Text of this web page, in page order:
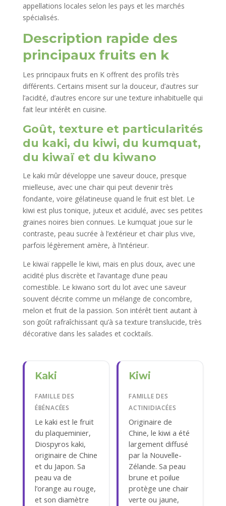
appellations locales selon les pays et les marchés
spécialisés.
Description rapide des
principaux fruits en k
Les principaux fruits en K offrent des profils très
différents. Certains misent sur la douceur, d’autres sur
l’acidité, d’autres encore sur une texture inhabituelle qui
fait leur intérêt en cuisine.
Goût, texture et particularités
du kaki, du kiwi, du kumquat,
du kiwaï et du kiwano
Le kaki mûr développe une saveur douce, presque
mielleuse, avec une chair qui peut devenir très
fondante, voire gélatineuse quand le fruit est blet. Le
kiwi est plus tonique, juteux et acidulé, avec ses petites
graines noires bien connues. Le kumquat joue sur le
contraste, peau sucrée à l’extérieur et chair plus vive,
parfois légèrement amère, à l’intérieur.
Le kiwaï rappelle le kiwi, mais en plus doux, avec une
acidité plus discrète et l’avantage d’une peau
comestible. Le kiwano sort du lot avec une saveur
souvent décrite comme un mélange de concombre,
melon et fruit de la passion. Son intérêt tient autant à
son goût rafraîchissant qu’à sa texture translucide, très
décorative dans les salades et cocktails.
Kaki
FAMILLE DES
ÉBÉNACÉES
Le kaki est le fruit
du plaqueminier,
Diospyros kaki,
originaire de Chine
et du Japon. Sa
peau va de
l’orange au rouge,
et son diamètre
Kiwi
FAMILLE DES
ACTINIDIACÉES
Originaire de
Chine, le kiwi a été
largement diffusé
par la Nouvelle-
Zélande. Sa peau
brune et poilue
protège une chair
verte ou jaune,